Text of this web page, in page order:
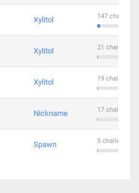
Xylitol 147
Xylitol 21
Xylitol 19
Nickname 17
Spawn 5 challengers